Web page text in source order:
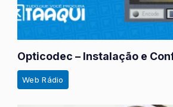
Opticodec – Instalação e
Web Rádio